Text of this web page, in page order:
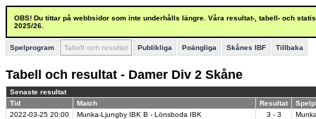
OBS! Du tittar på webbsidor som inte underhålls längre. Våra resultat-, tabell- och
2025/26.
Spelprogram Tabell och resultat Publikliga Poängliga Skånes IBF Tillbaka
Tabell och resultat - Damer Div 2 Skåne
Senaste resultat
Tid
Match Resultat
2022-03-25 20:00 Munka-Ljungby IBK B - Lönsboda IBK 3 - 3